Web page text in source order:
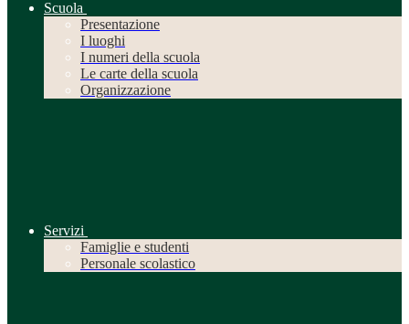
Scuola
Presentazione
I luoghi
I numeri della scuola
Le carte della scuola
Organizzazione
Servizi
Famiglie e studenti
Personale scolastico